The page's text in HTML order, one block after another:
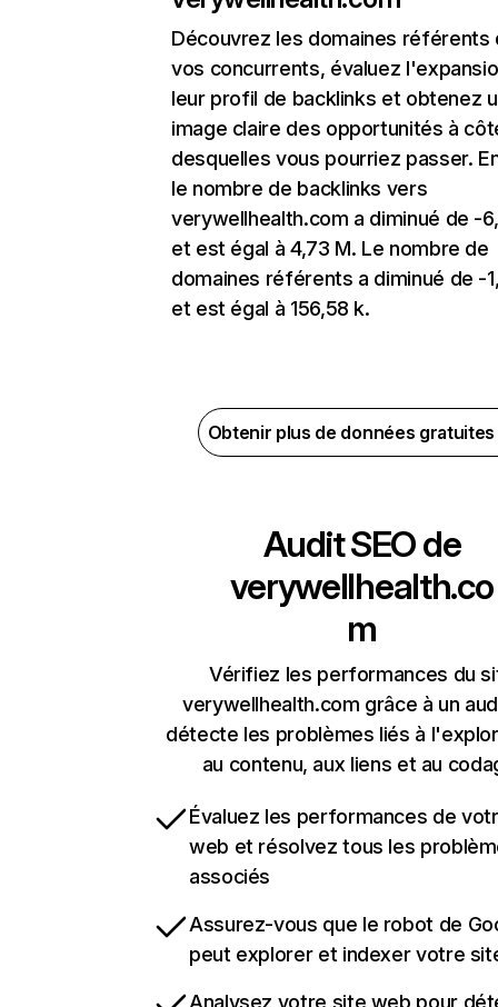
Découvrez les domaines référents
vos concurrents, évaluez
leur profil de backlinks et obtenez
image claire des opportunités à
desquelles vous pourriez passer.
le nombre de backlinks vers
verywellhealth.com a diminué de -
et est égal à 4,73 M. Le nombre de
domaines référents a diminué de -
et est égal à 156,58 k.
Obtenir plus de données
Audit SEO de
verywellhealth.co
m
Vérifiez les performances du
verywellhealth.com grâce à un
détecte les problèmes liés à
au contenu, aux liens et au
Évaluez les performances de
web et résolvez tous les
associés
Assurez-vous que le robot de
peut explorer et indexer votre
Analysez votre site web pour